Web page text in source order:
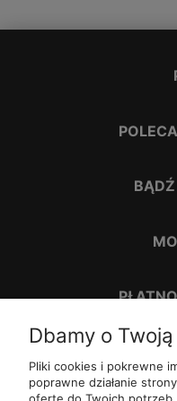
Dbamy o
Pliki cookies i pokrewne
poprawne działanie